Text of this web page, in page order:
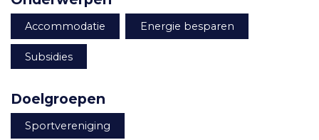
Accommodatie Energie besparen
Subsidies
Doelgroepen
Sportvereniging